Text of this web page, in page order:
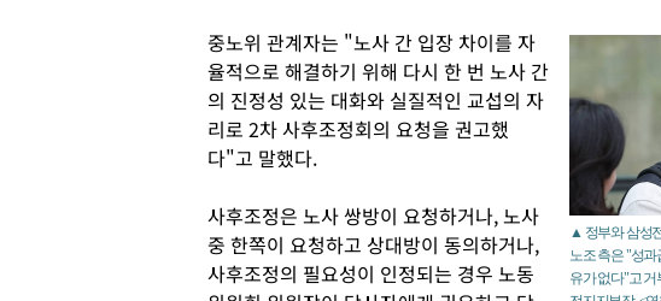
▲ 정부와 삼성
노조 측은 "성과
유가 없다"고
중노위 관계자는 "노사 간 입장 차이를 자
율적으로 해결하기 위해 다시 한 번 노사 간
의 진정성 있는 대화와 실질적인 교섭의 자
리로 2차 사후조정회의 요청을 권고했
다"고 말했다.
사후조정은 노사 쌍방이 요청하거나, 노사
중 한쪽이 요청하고 상대방이 동의하거나,
사후조정의 필요성이 인정되는 경우 노동